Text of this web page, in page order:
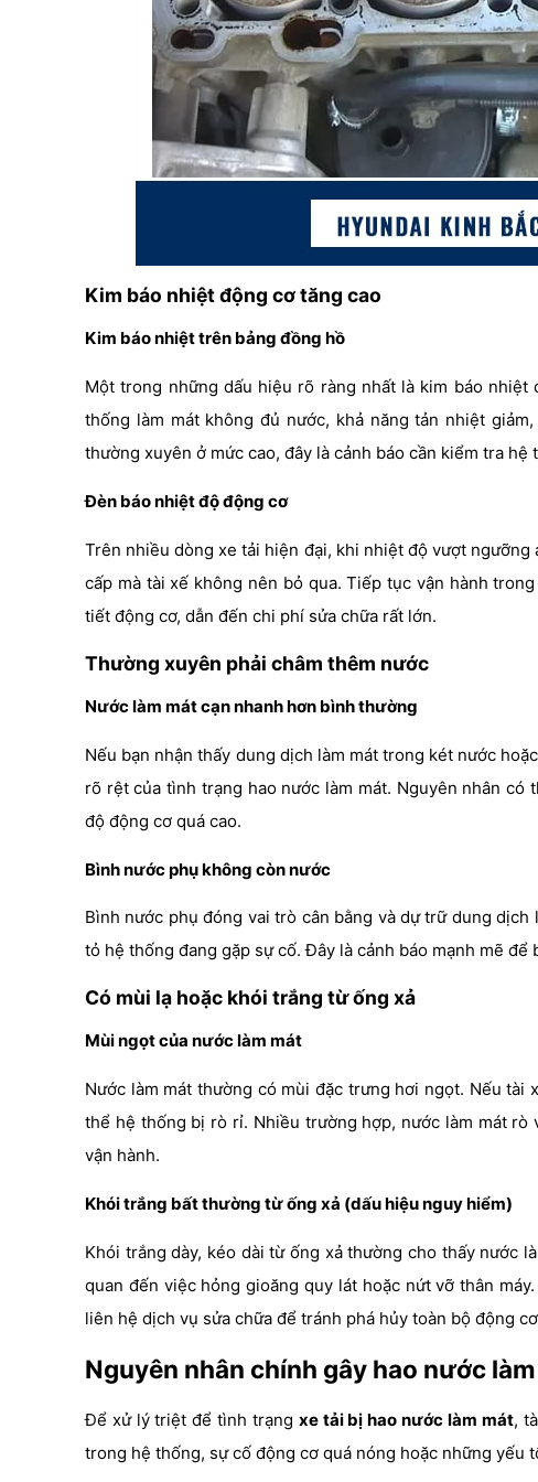
Kim báo nhiệt động cơ tăng cao
Kim báo nhiệt trên bảng đồng hồ
Một trong những dấu hiệu rõ ràng nhất là kim báo
thống làm mát không đủ nước, khả năng tản nhiệt
thường xuyên ở mức cao, đây là cảnh báo cần kiểm tra hệ
Đèn báo nhiệt độ động cơ
Trên nhiều dòng xe tải hiện đại, khi nhiệt độ vượt
cấp mà tài xế không nên bỏ qua. Tiếp tục vận hành
tiết động cơ, dẫn đến chi phí sửa chữa rất lớn.
Thường xuyên phải châm thêm nước
Nước làm mát cạn nhanh hơn bình thường
Nếu bạn nhận thấy dung dịch làm mát trong két nước
rõ rệt của tình trạng hao nước làm mát. Nguyên nhân
độ động cơ quá cao.
Bình nước phụ không còn nước
Bình nước phụ đóng vai trò cân bằng và dự trữ dung
tỏ hệ thống đang gặp sự cố. Đây là cảnh báo mạnh mẽ
Có mùi lạ hoặc khói trắng từ ống xả
Mùi ngọt của nước làm mát
Nước làm mát thường có mùi đặc trưng hơi ngọt. Nếu
thể hệ thống bị rò rỉ. Nhiều trường hợp, nước làm mát
vận hành.
Khói trắng bất thường từ ống xả (dấu hiệu nguy hiểm)
Khói trắng dày, kéo dài từ ống xả thường cho thấy nước
quan đến việc hỏng gioăng quy lát hoặc nứt vỡ thân
liên hệ dịch vụ sửa chữa để tránh phá hủy toàn bộ động
Nguyên nhân chính gây hao nước
Để xử lý triệt để tình trạng xe tải bị hao nước làm mát,
trong hệ thống, sự cố động cơ quá nóng hoặc những